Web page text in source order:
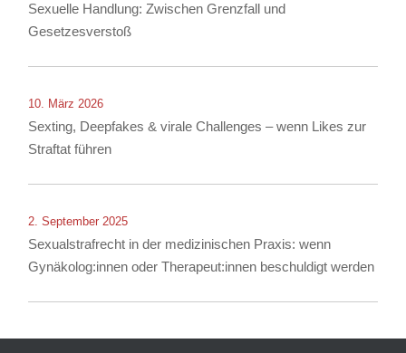
Sexuelle Handlung: Zwischen Grenzfall und
Gesetzesverstoß
10. März 2026
Sexting, Deepfakes & virale Challenges – wenn Likes zur
Straftat führen
2. September 2025
Sexualstrafrecht in der medizinischen Praxis: wenn
Gynäkolog:innen oder Therapeut:innen beschuldigt werden